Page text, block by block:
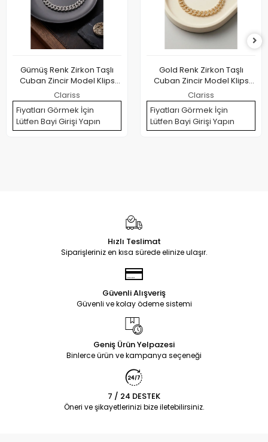
Gümüş Renk Zirkon Taşlı
Cuban Zincir Model Klips
Kapamalı Erkek Bileklik
Clariss
Fiyatları Görmek İçin
Lütfen Bayi Girişi Yapın
Gold Renk Zirkon Taşlı
Cuban Zincir Model Klips
Kapamalı Erkek Bileklik
Clariss
Fiyatları Görmek İçin
Lütfen Bayi Girişi Yapın
Hızlı Teslimat
Siparişleriniz en kısa sürede elinize ulaşır.
Güvenli Alışveriş
Güvenli ve kolay ödeme sistemi
Geniş Ürün Yelpazesi
Binlerce ürün ve kampanya seçeneği
7 / 24 DESTEK
Öneri ve şikayetlerinizi bize iletebilirsiniz.